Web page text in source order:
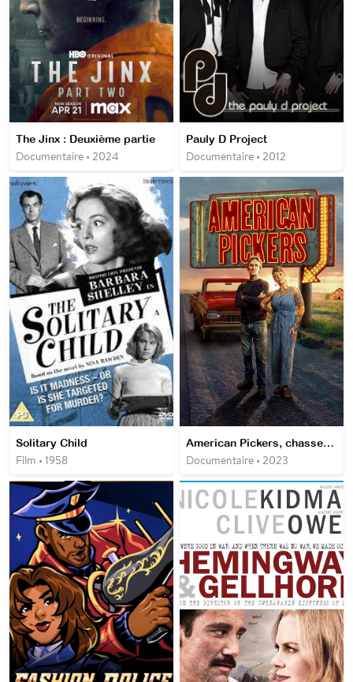
The Jinx : Deuxième partie
Documentaire • 2024
Pauly D Project
Documentaire • 2012
Solitary Child
Film • 1958
American Pickers, chasseurs de trésors
Documentaire • 2023